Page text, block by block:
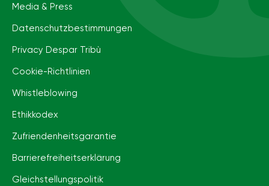
Media & Press
Datenschutzbestimmungen
Privacy Despar Tribù
Cookie-Richtlinien
Whistleblowing
Ethikkodex
Zufriendenheitsgarantie
Barrierefreiheits­erklärung
Gleichstellungspolitik